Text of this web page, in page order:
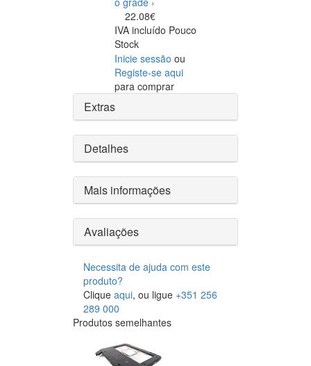
22.08€
IVA incluído Pouco
Stock
Inicie sessão ou
Registe-se aqui
para comprar
Extras
Detalhes
Mais informações
Avaliações
Necessita de ajuda com este
produto?
Clique aqui, ou ligue +351 256
289 000
Produtos semelhantes